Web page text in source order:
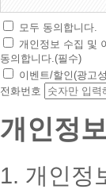
초
간
편
상
담
청
대
폰
모두 동의합니다.
개인정보 수집 및
동의합니다.(필수)
이벤트/할인(광고
전화번호
개인정
1. 개인정